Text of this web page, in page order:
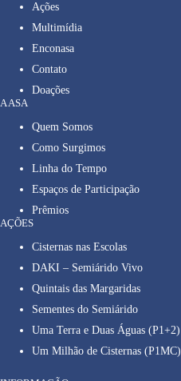
Ações
Multimídia
Enconasa
Contato
Doações
A ASA
Quem Somos
Como Surgimos
Linha do Tempo
Espaços de Participação
Prêmios
AÇÕES
Cisternas nas Escolas
DAKI – Semiárido Vivo
Quintais das Margaridas
Sementes do Semiárido
Uma Terra e Duas Águas (P1+2)
Um Milhão de Cisternas (P1MC)